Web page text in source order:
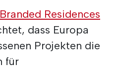
Residences
dass Europa
Projekten die
für